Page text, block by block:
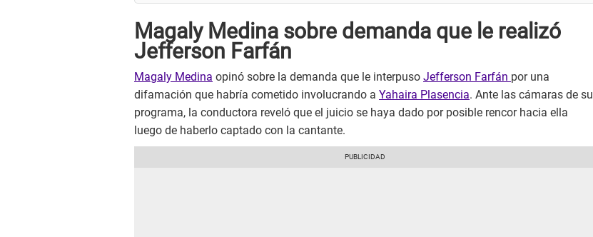
Magaly Medina sobre demanda que le realizó
Jefferson Farfán
Magaly Medina opinó sobre la demanda que le interpuso Jefferson Farfán por una
difamación que habría cometido involucrando a Yahaira Plasencia. Ante las cámaras de su
programa, la conductora reveló que el juicio se haya dado por posible rencor hacia ella
luego de haberlo captado con la cantante.